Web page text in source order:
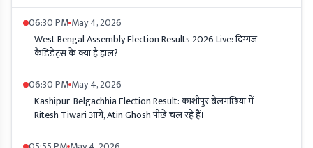
06:30 PM May 4, 2026
West Bengal Assembly Election Results 2026 Live: दिग्गज
कैंडिडेट्स के क्या हैं हाल?
06:30 PM May 4, 2026
Kashipur-Belgachhia Election Result: काशीपुर बेलगछिया में
Ritesh Tiwari आगे, Atin Ghosh पीछे चल रहे हैं।